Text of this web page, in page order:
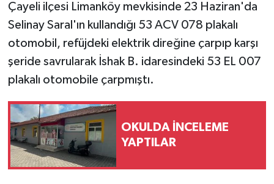
Çayeli ilçesi Limanköy mevkisinde 23 Haziran'da
Selinay Saral'ın kullandığı 53 ACV 078 plakalı
otomobil, refüjdeki elektrik direğine çarpıp karşı
şeride savrularak İshak B. idaresindeki 53 EL 007
plakalı otomobile çarpmıştı.
OKULDA İNCELEME
YAPTILAR